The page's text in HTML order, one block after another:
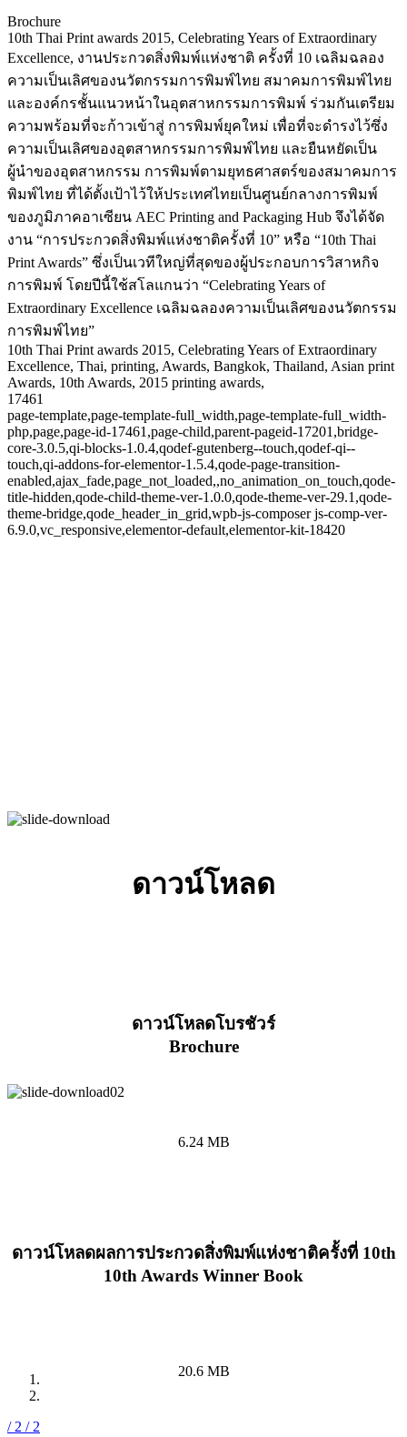
Brochure
10th Thai Print awards 2015, Celebrating Years of Extraordinary
Excellence, งานประกวดสิ่งพิมพ์แห่งชาติ ครั้งที่ 10 เฉลิมฉลอง
ความเป็นเลิศของนวัตกรรมการพิมพ์ไทย สมาคมการพิมพ์ไทย
และองค์กรชั้นแนวหน้าในอุตสาหกรรมการพิมพ์ ร่วมกันเตรียม
ความพร้อมที่จะก้าวเข้าสู่ การพิมพ์ยุคใหม่ เพื่อที่จะดำรงไว้ซึ่ง
ความเป็นเลิศของอุตสาหกรรมการพิมพ์ไทย และยืนหยัดเป็น
ผู้นำของอุตสาหกรรม การพิมพ์ตามยุทธศาสตร์ของสมาคมการ
พิมพ์ไทย ที่ได้ตั้งเป้าไว้ให้ประเทศไทยเป็นศูนย์กลางการพิมพ์
ของภูมิภาคอาเซียน AEC Printing and Packaging Hub จึงได้จัด
งาน “การประกวดสิ่งพิมพ์แห่งชาติครั้งที่ 10” หรือ “10th Thai
Print Awards” ซึ่งเป็นเวทีใหญ่ที่สุดของผู้ประกอบการวิสาหกิจ
การพิมพ์ โดยปีนี้ใช้สโลแกนว่า “Celebrating Years of
Extraordinary Excellence เฉลิมฉลองความเป็นเลิศของนวัตกรรม
การพิมพ์ไทย”
10th Thai Print awards 2015, Celebrating Years of Extraordinary
Excellence, Thai, printing, Awards, Bangkok, Thailand, Asian print
Awards, 10th Awards, 2015 printing awards,
17461
page-template,page-template-full_width,page-template-full_width-
php,page,page-id-17461,page-child,parent-pageid-17201,bridge-
core-3.0.5,qi-blocks-1.0.4,qodef-gutenberg--touch,qodef-qi--
touch,qi-addons-for-elementor-1.5.4,qode-page-transition-
enabled,ajax_fade,page_not_loaded,,no_animation_on_touch,qode-
title-hidden,qode-child-theme-ver-1.0.0,qode-theme-ver-29.1,qode-
theme-bridge,qode_header_in_grid,wpb-js-composer js-comp-ver-
6.9.0,vc_responsive,elementor-default,elementor-kit-18420
/ 2 / 2
ดาวน์โหลด
ดาวน์โหลดโบรชัวร์
Brochure
6.24 MB
ดาวน์โหลดผลการประกวดสิ่งพิมพ์แห่งชาติครั้งที่ 10th
10th Awards Winner Book
20.6 MB